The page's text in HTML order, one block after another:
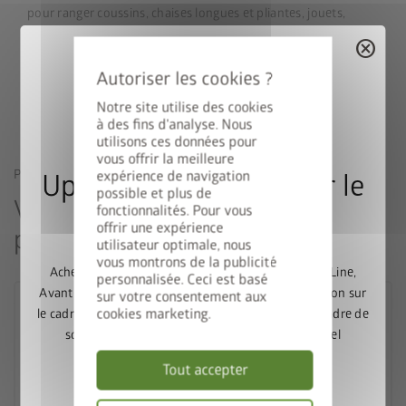
Notre site utilise des cookies
à des fins d'analyse. Nous
utilisons ces données pour
vous offrir la meilleure
expérience de navigation
possible et plus de
fonctionnalités. Pour vous
offrir une expérience
utilisateur optimale, nous
vous montrons de la publicité
personnalisée. Ceci est basé
sur votre consentement aux
cookies marketing.
Tout accepter
pour ranger coussins, chaises longues et pliantes, jouets,
ustensiles de camping et accessoires de sport. 5 tailles,
solution durable grâce à ses matériaux de haute qualité.
PRODUITS SIMILAIRES
Vous pourriez aussi être intéressé
par
cancel
Upgrade Deal : 50% sur le
cadre de sol
Achetez un abri de jardin Europa, Panorama, HighLine,
AvantGarde ou Neo et bénéficiez de 50% de réduction sur
le cadre de sol assorti. Ajoutez l’abri de jardin et le cadre de
sol au panier, puis saisissez le code promotionnel
FRAME50.
Valable jusqu’au 31/08/2026.